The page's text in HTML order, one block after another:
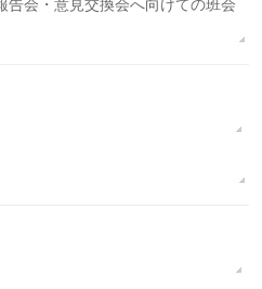
告会・意見交換会へ向けての班会